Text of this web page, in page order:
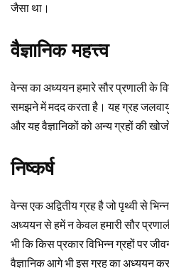
जैसा था।
वैज्ञानिक महत्त्व
वेन्स का अध्ययन हमारे सौर प्रणाली के
समझने में मदद करता है। यह ग्रह
और यह वैज्ञानिकों को अन्य ग्रहों की
निष्कर्ष
वेन्स एक अद्वितीय ग्रह है जो पृथ्वी से
अध्ययन से हमें न केवल हमारी सौर
भी कि किस प्रकार विभिन्न ग्रहों पर
वैज्ञानिक आगे भी इस ग्रह का अध्ययन